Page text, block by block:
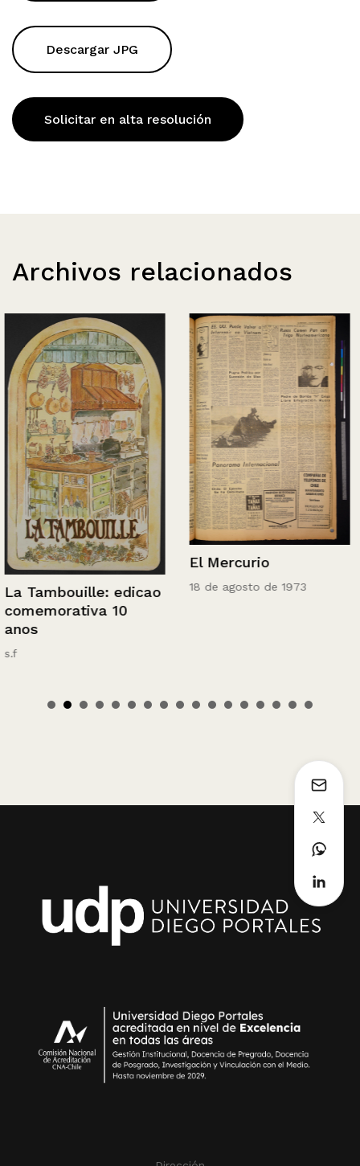
Descargar JPG
Solicitar en alta resolución
Archivos relacionados
La Tambouille: edicao
comemorativa 10
anos
s.f
El Mercurio
18 de agosto de 1973